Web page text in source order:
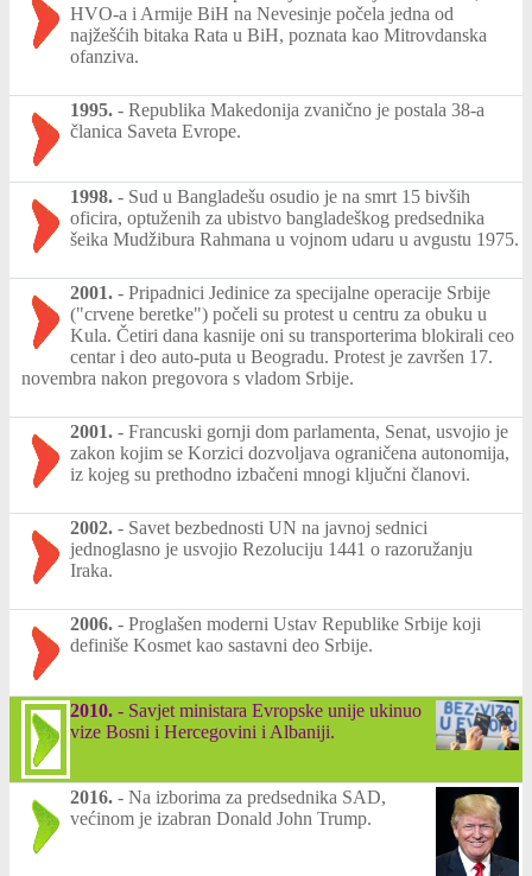
HVO-a i Armije BiH na Nevesinje počela jedna od
najžešćih bitaka Rata u BiH, poznata kao Mitrovdanska
ofanziva.
1995. - Republika Makedonija zvanično je postala 38-a
članica Saveta Evrope.
1998. - Sud u Bangladešu osudio je na smrt 15 bivših
oficira, optuženih za ubistvo bangladeškog predsednika
šeika Mudžibura Rahmana u vojnom udaru u avgustu 1975.
2001. - Pripadnici Jedinice za specijalne operacije Srbije
("crvene beretke") počeli su protest u centru za obuku u
Kula. Četiri dana kasnije oni su transporterima blokirali ceo
centar i deo auto-puta u Beogradu. Protest je završen 17.
novembra nakon pregovora s vladom Srbije.
2001. - Francuski gornji dom parlamenta, Senat, usvojio je
zakon kojim se Korzici dozvoljava ograničena autonomija,
iz kojeg su prethodno izbačeni mnogi ključni članovi.
2002. - Savet bezbednosti UN na javnoj sednici
jednoglasno je usvojio Rezoluciju 1441 o razoružanju
Iraka.
2006. - Proglašen moderni Ustav Republike Srbije koji
definiše Kosmet kao sastavni deo Srbije.
2010. - Savjet ministara Evropske unije ukinuo
vize Bosni i Hercegovini i Albaniji.
2016. - Na izborima za predsednika SAD,
većinom je izabran Donald John Trump.